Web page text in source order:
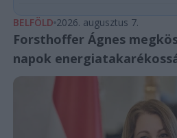
BELFÖLD 2026. augusztus 7.
Forsthoffer Ágnes
napok